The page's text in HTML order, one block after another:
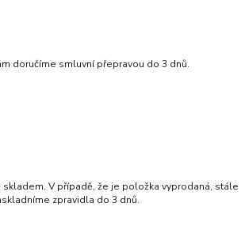
doručíme smluvní přepravou do 3 dnů.
skladem. V případě, že je položka vyprodaná, stále
zpravidla do 3 dnů.